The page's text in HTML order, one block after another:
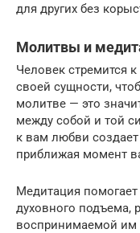
для других без
Молитвы и
Человек стремится
своей сущности,
молитве — это
между собой и той
к вам любви
приближая момент
Медитация
духовного подъема,
воспринимаемой им